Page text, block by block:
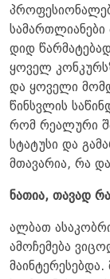
სამართლიანები
დიდ
ყოველ
და ყოველი
წინსვლის
რომ რეალური
სტატუსი და
მთავარია, რა
ნათია, თავად
ალბათ
ამოჩემება